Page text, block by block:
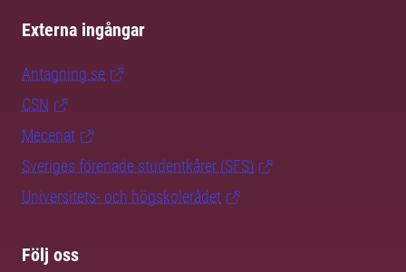
Externa ingångar
Antagning.se
CSN
Mecenat
Sveriges förenade studentkårer (SFS)
Universitets- och högskolerådet
Följ oss